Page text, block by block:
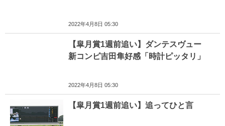
2022年4月8日 05:30
【皐月賞1週前追い】ダンテスヴュー
新コンビ吉田隼好感「時計ピッタリ」
2022年4月8日 05:30
【皐月賞1週前追い】追ってひと言